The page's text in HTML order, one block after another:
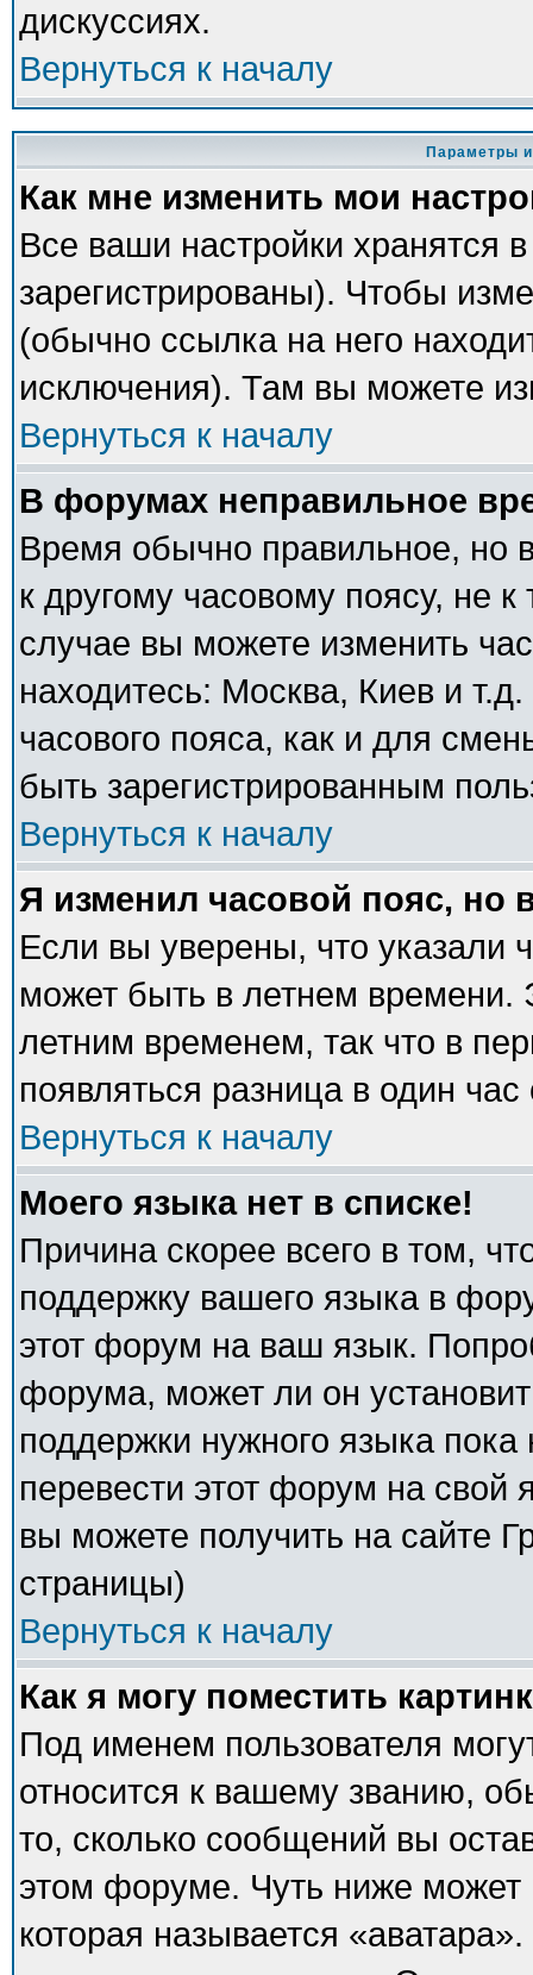
дискуссиях.
Вернуться к началу
Параметры
Как мне изменить мои
Все ваши настройки хранятся
зарегистрированы). Чтобы
(обычно ссылка на него
исключения). Там вы можете
Вернуться к началу
В форумах неправильное
Время обычно правильное, но
к другому часовому поясу, не
случае вы можете изменить
находитесь: Москва, Киев и
часового пояса, как и для
быть зарегистрированным
Вернуться к началу
Я изменил часовой пояс, но
Если вы уверены, что указали
может быть в летнем времени.
летним временем, так что в
появляться разница в один
Вернуться к началу
Моего языка нет в списке!
Причина скорее всего в том,
поддержку вашего языка в
этот форум на ваш язык.
форума, может ли он
поддержки нужного языка
перевести этот форум на
вы можете получить на сайте
страницы)
Вернуться к началу
Как я могу поместить
Под именем пользователя
относится к вашему званию,
то, сколько сообщений вы
этом форуме. Чуть ниже может
которая называется